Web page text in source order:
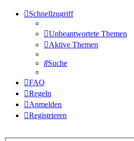
Schnellzugriff
Unbeantwortete Themen
Aktive Themen
Suche
FAQ
Regeln
Anmelden
Registrieren